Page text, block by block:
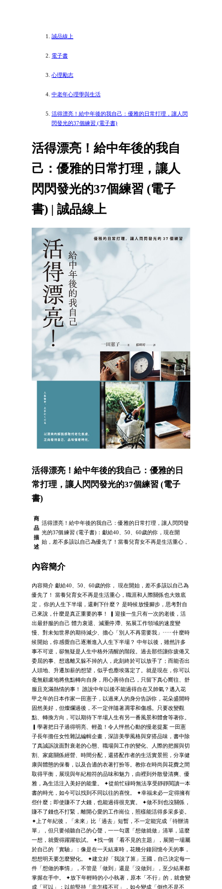
誠品線上
電子書
心理勵志
中老年心理學與生活
活得漂亮！給中年後的我自己：優雅的日常打理，讓人閃
閃發光的37個練習 (電子書)
活得漂亮！給中年後的我自
己：優雅的日常打理，讓人
閃閃發光的37個練習 (電子
書) | 誠品線上
活得漂亮！給中年後的我自己：優雅的日
常打理，讓人閃閃發光的37個練習 (電子
書)
商
品
描
述
活得漂亮！給中年後的我自己：優雅的日常打理，讓人閃閃發
光的37個練習 (電子書)：獻給40、50、60歲的你，現在開
始，差不多該以自己為優先了！當養兒育女不再是生活重心，
內容簡介
內容簡介 獻給40、50、60歲的你， 現在開始，差不多該以自己為
優先了！ 當養兒育女不再是生活重心，職涯和人際關係也大致底
定， 你的人生下半場，還剩下什麼？ 是時候放慢腳步，思考對自
己來說，什麼是真正重要的事！ ▎迎接一生只有一次的老後，活
出最舒服的自己 體力衰退、減重停滯、拓展工作領域的速度變
慢、對未知世界的期待減少、擔心「別人不再需要我」⋯⋯什麼時
候開始，你感覺自己逐漸進入人生下半場？ 中年以後，雖然許多
事不可逆，卻無疑是人生中格外清醒的階段。過去那些讓你疲倦又
委屈的事、想逃離又躲不掉的人，此刻終於可以放手了；而能否出
人頭地、升遷加薪的想望，似乎也塵埃落定了。就是現在，你可以
毫無顧慮地將焦點轉向自身，用心善待自己，只留下真心嚮往、舒
服且充滿熱情的事！ 誰說中年以後不能過得自在又帥氣？邁入花
甲之年的日本作家一田憲子，以過來人的身分告訴你，花朵盛開時
固然美好，但燦爛過後，不一定伴隨著凋零和傷感。只要改變觀
點、轉換方向，可以期待下半場人生有另一番風景和體會等著你。
▎學著把日子過得明亮、輕盈！令人怦然心動的慢老提案 一田憲
子長年擔任女性雜誌編輯企畫，深諳美學風格與穿搭品味，書中除
了真誠訴說面對衰老的心態、職場與工作的變化、人際的把握與切
割、家庭關係經營、時間分配，還搭配作者的生活實景照，分享健
康與體態的保養，以及合適的衣著打扮等。教你在時尚與花費之間
取得平衡，展現與年紀相符的品味和魅力，由裡到外散發清爽、優
雅，為生活注入美好的能量。 ✦從前忙碌時無法享受靜靜閱讀一本
書的時光，如今可以找到不同以往的喜悅。 ✦幸福未必一定得擁有
些什麼；即使賺不了大錢，也能過得很充實。 ✦做不到也沒關係，
賺不了錢也不打緊，離開心愛的工作崗位，照樣能活得多采多姿。
✦上了年紀後，「未來」比「過去」短暫，不一定能完成「待辦清
單」，但只要傾聽自己的心聲，一一勾選「想做就做」清單，這麼
一想，就覺得躍躍欲試。 ✦找一個「看不見的主題」，展開一場屬
於自己的「實驗」：像是在一天結束時，花幾分鐘回憶今天的事，
想想明天要怎麼變化。 ✦建立好「我說了算」王國，自己決定每一
件「想做的事情」，不管是「做到」還是「沒做到」，至少結果都
掌握在手中。 ✦放下年輕時的小小執著，原本「不行」的，就會變
成「可以」；以前堅持「非怎樣不可」，如今變成「倒也不是不